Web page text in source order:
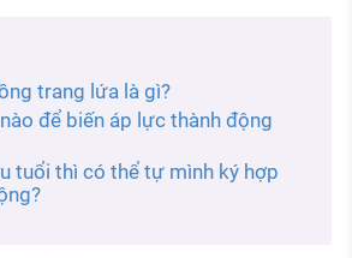
đầu
trang lứa là gì?
để biến áp lực thành động
tuổi thì có thể tự mình ký hợp